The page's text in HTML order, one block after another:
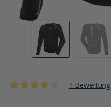
1 Bewertung